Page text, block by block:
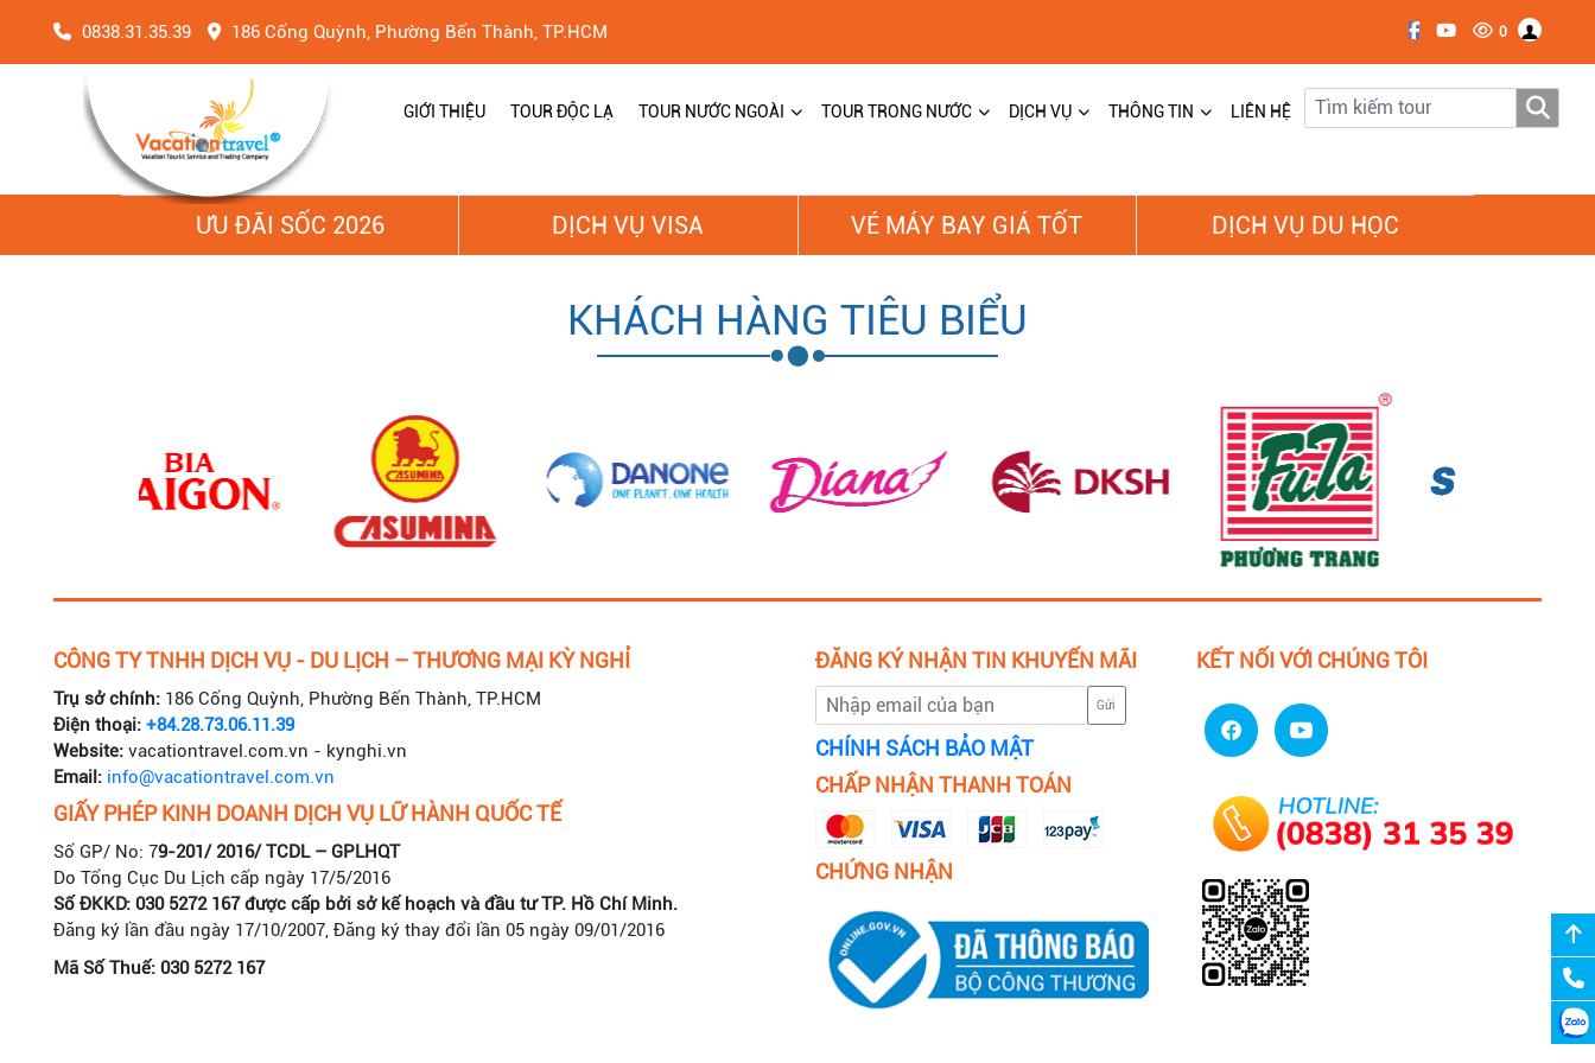
0838.31.35.39 186 Cống Quỳnh, Phường Bến Thành, TP.HCM 0
GIỚI THIỆU TOUR ĐỘC LẠ TOUR NƯỚC NGOÀI TOUR TRONG NƯỚC DỊCH VỤ THÔNG TIN LIÊN HỆ
ƯU ĐÃI SỐC 2026 DỊCH VỤ VISA VÉ MÁY BAY GIÁ TỐT DỊCH VỤ DU HỌC
KHÁCH HÀNG TIÊU BIỂU
CÔNG TY TNHH DỊCH VỤ - DU LỊCH – THƯƠNG MẠI KỲ NGHỈ
Trụ sở chính: 186 Cống Quỳnh, Phường Bến Thành, TP.HCM
Điện thoại: +84.28.73.06.11.39
Website: vacationtravel.com.vn - kynghi.vn
Email: info@vacationtravel.com.vn
GIẤY PHÉP KINH DOANH DỊCH VỤ LỮ HÀNH QUỐC TẾ
Số GP/ No: 79-201/ 2016/ TCDL – GPLHQT
Do Tổng Cục Du Lịch cấp ngày 17/5/2016
Số ĐKKD: 030 5272 167 được cấp bởi sở kế hoạch và đầu tư TP. Hồ Chí Minh.
Đăng ký lần đầu ngày 17/10/2007, Đăng ký thay đổi lần 05 ngày 09/01/2016
Mã Số Thuế: 030 5272 167
ĐĂNG KÝ NHẬN TIN KHUYẾN MÃI
Gửi
CHÍNH SÁCH BẢO MẬT
CHẤP NHẬN THANH TOÁN
CHỨNG NHẬN
KẾT NỐI VỚI CHÚNG TÔI